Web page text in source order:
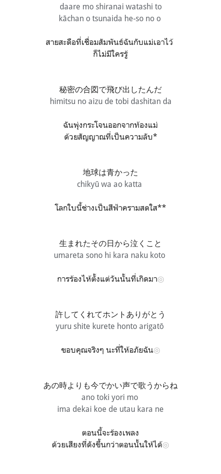
daare mo shiranai watashi to
kāchan o tsunaida he-so no o
สายสะดือที่เชื่อมสัมพันธ์ฉันกับแม่เอาไว้
ก็ไม่มีใครรู้
秘密の合図で飛び出したんだ
himitsu no aizu de tobi dashitan da
ฉันพุ่งกระโจนออกจากท้องแม่
ด้วยสัญญาณที่เป็นความลับ*
地球は青かった
chikyū wa ao katta
โลกใบนี้ช่างเป็นสีฟ้าครามสดใส**
生まれたその日から泣くこと
umareta sono hi kara naku koto
การร้องไห้ตั้งแต่วันนั้นที่เกิดมา◎
許してくれてホントありがとう
yuru shite kurete honto arigatō
ขอบคุณจริงๆ นะที่ให้อภัยฉัน◎
あの時よりも今でかい声で歌うからね
ano toki yori mo
ima dekai koe de utau kara ne
ตอนนี้จะร้องเพลง
ด้วยเสียงที่ดังขึ้นกว่าตอนนั้นให้ได้◎